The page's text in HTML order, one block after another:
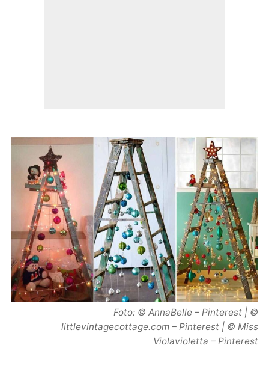
Foto: © AnnaBelle – Pinterest | ©
littlevintagecottage.com – Pinterest | © Miss
Violavioletta – Pinterest